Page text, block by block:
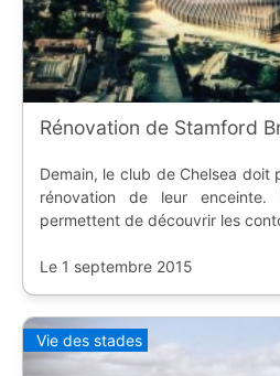
Rénovation de Stamford
Demain, le club de Chelsea doit
rénovation de leur
permettent de découvrir les
Le 1 septembre 2015
Vie des stades